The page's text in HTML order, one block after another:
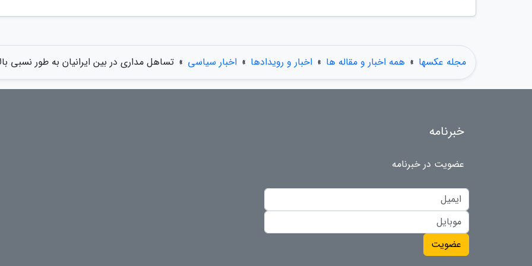
مجله عکسها » همه اخبار و مقاله ها » اخبار و رویدادها » اخبار سیاسی » تساهل مداری در بین ایرانیان به طور نسبی
خبرنامه
عضویت در خبرنامه
عضویت